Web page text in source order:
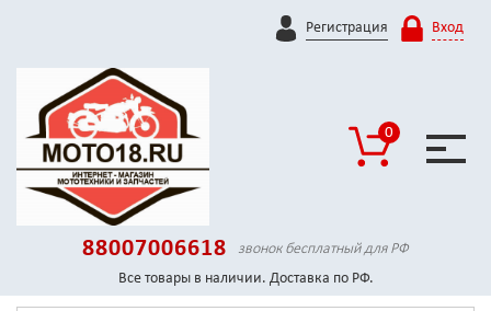
Регистрация Вход
0
88007006618
звонок бесплатный для РФ
Все товары в наличии. Доставка по РФ.